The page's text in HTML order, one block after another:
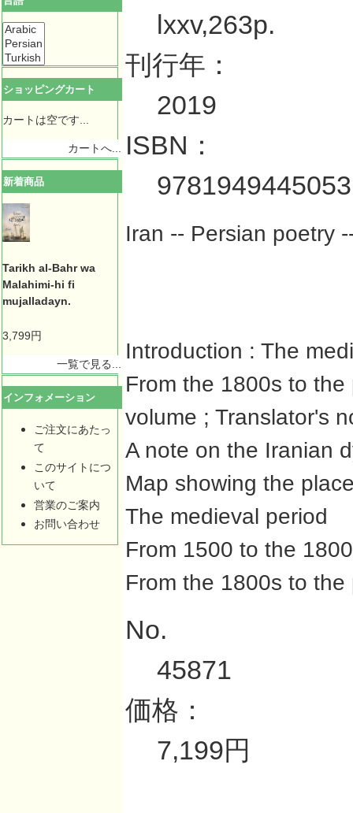
ショッピングカート
カートは空です...
カートへ...
新着商品
Tarikh al-Bahr wa
Malahimi-hi fi
mujalladayn.
3,799円
一覧で見る...
インフォメーション
ご注文にあたっ
て
このサイトにつ
いて
営業のご案内
お問い合わせ
lxxv,263p.
刊行年：
2019
ISBN：
9781949445053
Iran -- Persian poetry
Introduction : The
From the 1800s to
volume ; Translator's
A note on the Iranian
Map showing the
The medieval period
From 1500 to the
From the 1800s to the
No.
45871
価格：
7,199円